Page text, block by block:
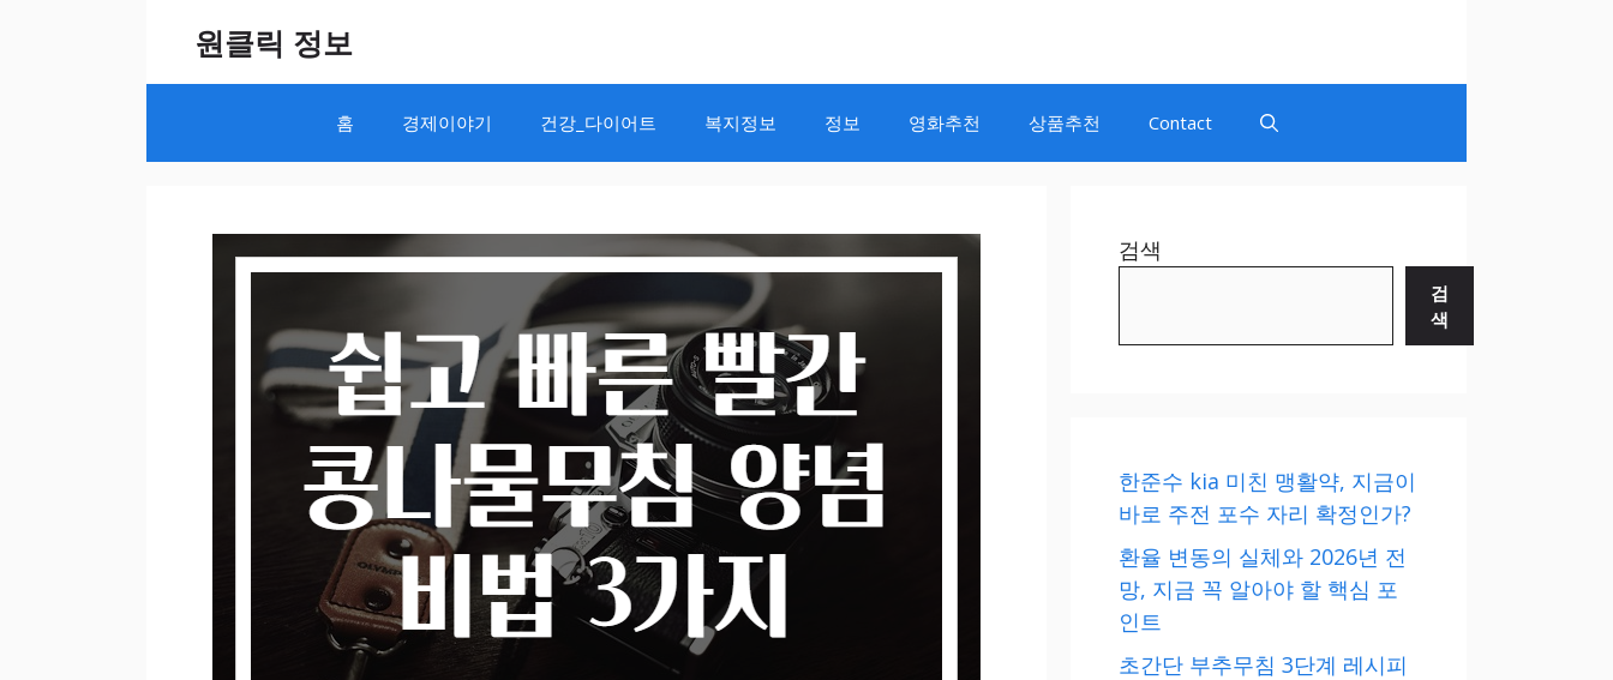
원클릭 정보
홈 경제이야기 건강_다이어트 복지정보 정보 영화추천 상품추천 Contact
검색
검
색
한준수 kia 미친 맹활약, 지금이
바로 주전 포수 자리 확정인가?
환율 변동의 실체와 2026년 전
망, 지금 꼭 알아야 할 핵심 포
인트
초간단 부추무침 3단계 레시피